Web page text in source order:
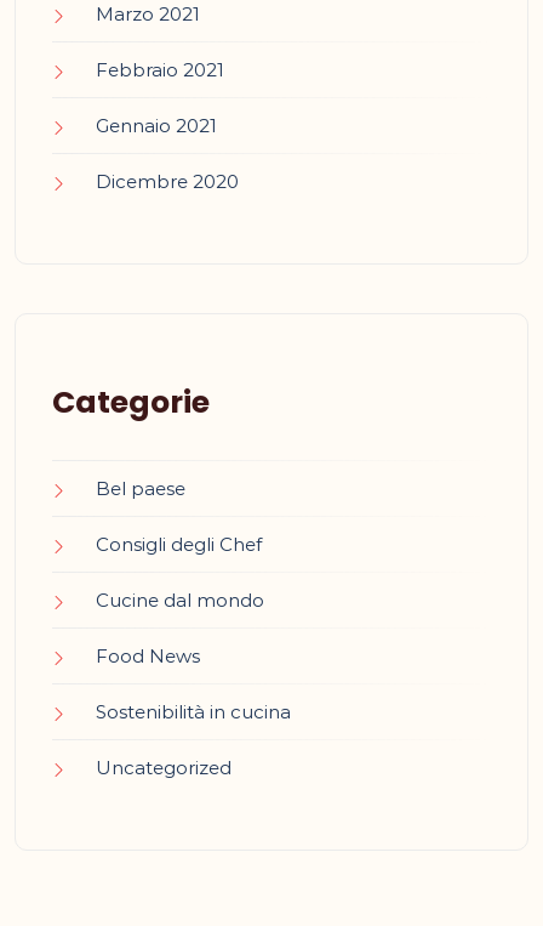
Marzo 2021
Febbraio 2021
Gennaio 2021
Dicembre 2020
Categorie
Bel paese
Consigli degli Chef
Cucine dal mondo
Food News
Sostenibilità in cucina
Uncategorized